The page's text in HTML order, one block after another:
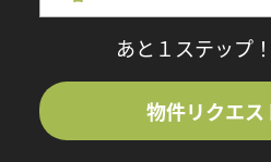
あと１ステップ
物件リクエス